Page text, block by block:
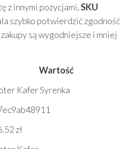
z innymi pozycjami,SKU
szybko potwierdzić zgodność
są wygodniejsze i mniej
Wartość
Kafer Syrenka
zł